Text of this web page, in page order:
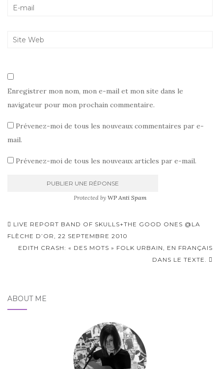
Enregistrer mon nom, mon e-mail et mon site dans le
navigateur pour mon prochain commentaire.
Prévenez-moi de tous les nouveaux commentaires par e-
mail.
Prévenez-moi de tous les nouveaux articles par e-mail.
Protected by WP Anti Spam
Pagination
d'article
LIVE REPORT BAND OF SKULLS+THE GOOD ONES @LA
FLÈCHE D’OR, 22 SEPTEMBRE 2010
EDITH CRASH: « DES MOTS » FOLK URBAIN, EN FRANÇAIS
DANS LE TEXTE.
ABOUT ME